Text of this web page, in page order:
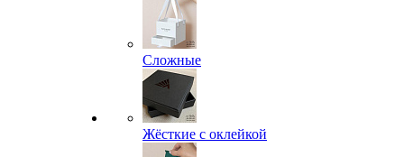
Сложные
Жёсткие с оклейкой